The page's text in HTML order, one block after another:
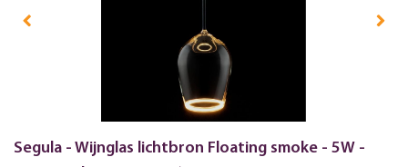
Segula - Wijnglas lichtbron Floating smoke - 5W -